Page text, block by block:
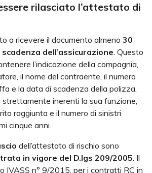
rilasciato l’attestato di
a ricevere il documento almeno 30
dell’assicurazione. Questo
l’indicazione della compagnia,
il nome del contraente, il numero
e la data di scadenza della polizza,
strettamente inerenti la sua funzione,
raggiunta e il numero di sinistri
cinque anni.
dell’attestato di rischio sono
in vigore del D.lgs 209/2005. Il
IVASS n° 9/2015, per i contratti RC in